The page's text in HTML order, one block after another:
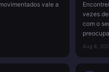
vale a
vezes
com o
Aug 8,